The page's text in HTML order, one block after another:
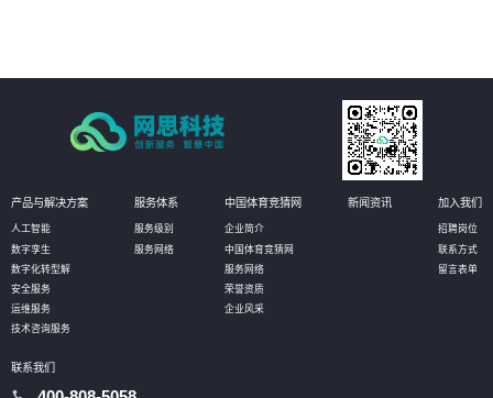
产品与解决方案
人工智能
数字孪生
数字化转型解
安全服务
运维服务
技术咨询服务
服务体系
服务级别
服务网络
中国体育竞猜网
企业简介
中国体育竞猜网
服务网络
荣誉资质
企业风采
新闻资讯 加入我们
招聘岗位
联系方式
留言表单
联系我们